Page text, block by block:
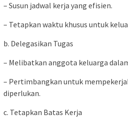
– Susun jadwal kerja yang efisien.
– Tetapkan waktu khusus untuk
b. Delegasikan Tugas
– Melibatkan anggota keluarga
– Pertimbangkan untuk
diperlukan.
c. Tetapkan Batas Kerja